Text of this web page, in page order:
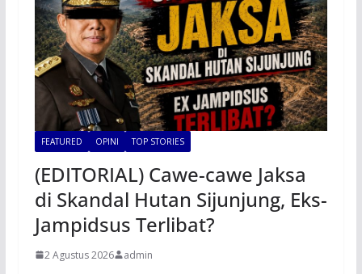
FEATURED OPINI TOP STORIES
(EDITORIAL) Cawe-cawe Jaksa
di Skandal Hutan Sijunjung, Eks-
Jampidsus Terlibat?
2 Agustus 2026 admin